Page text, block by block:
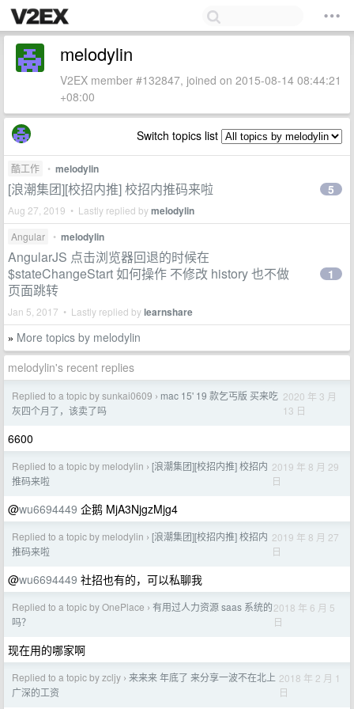
melodylin
V2EX member #132847, joined on 2015-08-14 08:44:21
+08:00
Switch topics list
酷工作 • melodylin
[浪潮集团][校招内推] 校招内推码来啦
Aug 27, 2019 • Lastly replied bymelodylin
5
Angular • melodylin
AngularJS 点击浏览器回退的时候在
$stateChangeStart 如何操作 不修改 history 也不做
页面跳转
Jan 5, 2017 • Lastly replied bylearnshare
1
» More topics by melodylin
melodylin's recent replies
Replied to a topic by sunkai0609 › mac 15' 19 款乞丐版 买来吃
灰四个月了，该卖了吗
2020 年 3 月
13 日
6600
Replied to a topic by melodylin › [浪潮集团][校招内推] 校招内
推码来啦
2019 年 8 月 29
日
@wu6694449 企鹅 MjA3NjgzMjg4
Replied to a topic by melodylin › [浪潮集团][校招内推] 校招内
推码来啦
2019 年 8 月 27
日
@wu6694449 社招也有的，可以私聊我
Replied to a topic by OnePlace › 有用过人力资源 saas 系统的
吗？
2018 年 6 月 5
日
现在用的哪家啊
Replied to a topic by zcljy › 来来来 年底了 来分享一波不在北上
广深的工资
2018 年 2 月 1
日